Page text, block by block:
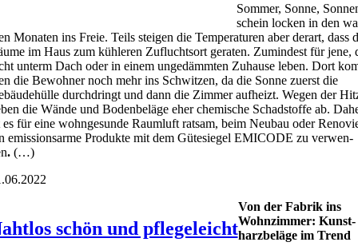
Som­mer, Son­ne,
schein locken in den
Mona­ten ins Freie. Teils stei­gen die Tem­pe­ra­tu­ren aber der­art, dass
im Haus zum küh­le­ren Zufluchts­ort gera­ten. Zumin­dest für jene,
unterm Dach oder in einem unge­dämm­ten Zuhau­se leben. Dort
die Bewoh­ner noch mehr ins Schwit­zen, da die Son­ne zuerst die
durch­dringt und dann die Zim­mer auf­heizt. Wegen der
die Wän­de und Boden­be­lä­ge eher che­mi­sche Schad­stof­fe ab.
es für eine wohn­ge­sun­de Raum­luft rat­sam, beim Neu­bau oder
emis­si­ons­ar­me Pro­duk­te mit dem Güte­sie­gel EMICODE zu ver­wen­
.(…)
schön und pflegeleicht
Von der Fabrik ins
Wohn­zim­mer: Kunst­
harz­be­lä­ge im Trend